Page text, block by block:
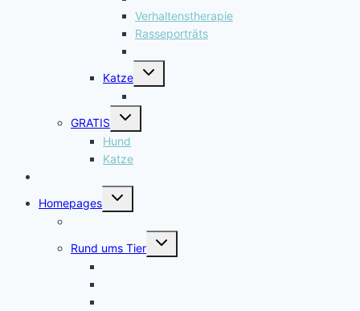
Verhaltenstherapie
Rasseporträts
Katze
Untermenü
GRATIS
Untermenü
Hund
Katze
Homepages
Untermenü
Rund ums Tier
Untermenü